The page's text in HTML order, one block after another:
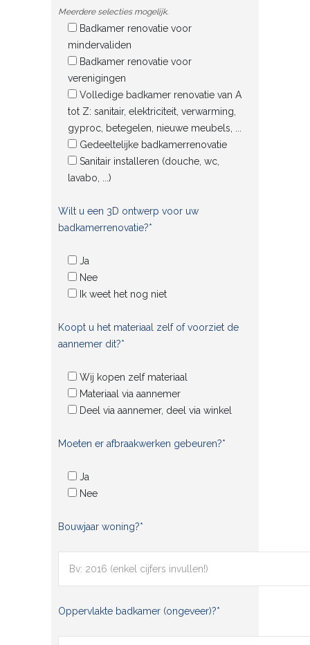
Meerdere selecties mogelijk.
Badkamer renovatie voor
mindervaliden
Badkamer renovatie voor
verenigingen
Volledige badkamer renovatie van A
tot Z: sanitair, elektriciteit, verwarming,
gyproc, betegelen, nieuwe meubels, ...
Gedeeltelijke badkamerrenovatie
Sanitair installeren (douche, wc,
lavabo, ...)
Wilt u een 3D ontwerp voor uw
badkamerrenovatie?*
Ja
Nee
Ik weet het nog niet
Koopt u het materiaal zelf of voorziet de
aannemer dit?*
Wij kopen zelf materiaal
Materiaal via aannemer
Deel via aannemer, deel via winkel
Moeten er afbraakwerken gebeuren?*
Ja
Nee
Bouwjaar woning?*
Oppervlakte badkamer (ongeveer)?*